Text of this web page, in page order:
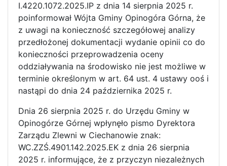
I.4220.1072.2025.IP z dnia 14 sierpnia 2025 r.
poinformował Wójta Gminy Opinogóra Górna, że
z uwagi na konieczność szczegółowej analizy
przedłożonej dokumentacji wydanie opinii co do
konieczności przeprowadzenia oceny
oddziaływania na środowisko nie jest możliwe w
terminie określonym w art. 64 ust. 4 ustawy ooś i
nastąpi do dnia 24 października 2025 r.
Dnia 26 sierpnia 2025 r. do Urzędu Gminy w
Opinogórze Górnej wpłynęło pismo Dyrektora
Zarządu Zlewni w Ciechanowie znak:
WC.ZZŚ.4901.142.2025.EK z dnia 26 sierpnia
2025 r. informujące, że z przyczyn niezależnych